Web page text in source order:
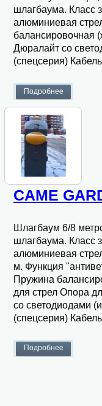
шлагбаума. Класс
алюминиевая
балансировочная
Дюралайт со
(спецсерия)
CAME
Шлагбаум 6/8
шлагбаума. Класс
алюминиевая
м. Функция
Пружина
для стрел Опора
со светодиодами
(спецсерия)